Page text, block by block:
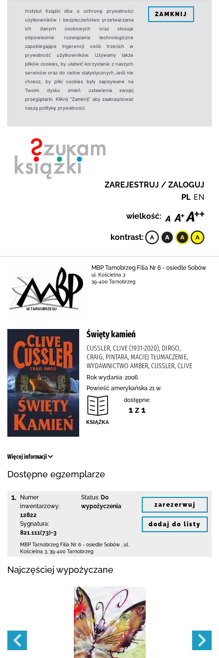
Instytut Książki dba o ochronę prywatności
użytkowników i bezpieczeństwo przetwarzania
ich danych osobowych oraz stosuje
odpowiednie rozwiązania technologiczne
zapobiegające ingerencji osób trzecich w
prywatność użytkowników. Używamy także
plików cookies, by ułatwić korzystanie z naszych
serwisów oraz do celów statystycznych.Jeśli nie
chcesz, by pliki cookies były zapisywane na
Twoim dysku zmień ustawienia swojej
przeglądarki. Kliknij "Zamknij" aby zaakceptować
naszą politykę prywatności.
ZAMKNIJ
ZAREJESTRUJ / ZALOGUJ
PL EN
wielkość:
kontrast:
MBP Tarnobrzeg Filia Nr 6 - osiedle Sobów
ul. Kościelna 3
39-400 Tarnobrzeg
Święty kamień
CUSSLER, CLIVE (1931-2020), DIRGO,
CRAIG, PINTARA, MACIEJ TŁUMACZENIE,
WYDAWNICTWO AMBER, CUSSLER, CLIVE
Rok wydania: 2006.
Powieść amerykańska 21 w.
dostępne:
1 z 1
Więcej informacji
Dostępne egzemplarze
1.
Numer
inwentarzowy:
12822
Sygnatura:
821.111(73)-3
Status: Do
wypożyczenia
MBP Tarnobrzeg Filia Nr 6 - osiedle Sobów
ul.
Kościelna 3 39-400 Tarnobrzeg
zarezerwuj
dodaj do listy
Najczęściej wypożyczane